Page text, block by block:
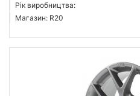
Рік виробництва:
Магазин: R20